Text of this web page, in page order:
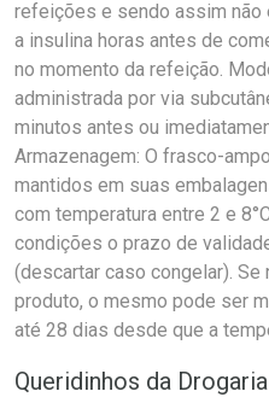
refeições e sendo assim não
a insulina horas antes de
no momento da refeição.
administrada por via
minutos antes ou
Armazenagem: O frasco-
mantidos em suas
com temperatura entre 2 e
condições o prazo de
(descartar caso congelar).
produto, o mesmo pode ser
até 28 dias desde que a
Queridinhos da Drogaria